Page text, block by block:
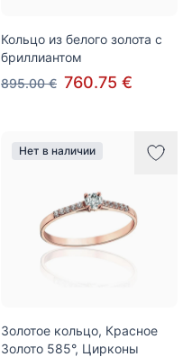
Кольцо из белого золота с
бриллиантом
895.00 € 760.75 €
Нет в наличии
Золотое кольцо, Красное
Золото 585°, Цирконы